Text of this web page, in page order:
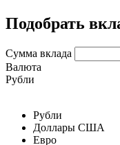
Подобрать
Сумма вклада
Валюта
Рубли
Рубли
Доллары США
Евро